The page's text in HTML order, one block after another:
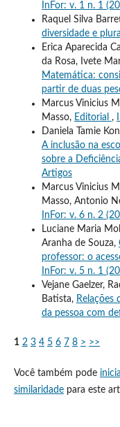
InFor: v. 1 n. 1
Raquel Silva
diversidade e
Erica Aparecida
da Rosa, Ivete
Matemática:
partir de duas
Marcus Vinicius
Masso, Editorial ,
Daniela Tamie
A inclusão na
sobre a
Artigos
Marcus Vinicius
Masso, Antonio
InFor: v. 6 n. 2
Luciane Maria
Aranha de Souza,
professor: o
InFor: v. 5 n. 1
Vejane Gaelzer,
Batista, Relações
da pessoa com
1 2 3 4 5 6 7 8 > >>
Você também pode
similaridadepara este